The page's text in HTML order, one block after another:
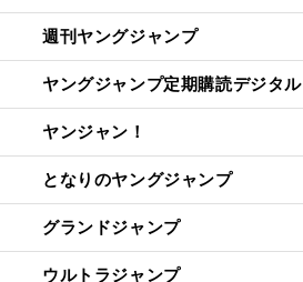
週刊ヤングジャンプ
ヤングジャンプ定期購読デジタル
ヤンジャン！
となりのヤングジャンプ
グランドジャンプ
ウルトラジャンプ